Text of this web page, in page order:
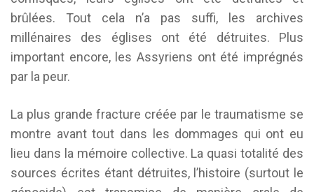
brûlées. Tout cela n’a pas suffi, les archives
millénaires des églises ont été détruites. Plus
important encore, les Assyriens ont été imprégnés
par la peur.
La plus grande fracture créée par le traumatisme se
montre avant tout dans les dommages qui ont eu
lieu dans la mémoire collective. La quasi totalité des
sources écrites étant détruites, l’histoire (surtout le